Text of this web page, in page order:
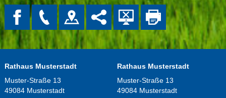
Rathaus Musterstadt
Muster-Straße 13
49084 Musterstadt
Rathaus Musterstadt
Muster-Straße 13
49084 Musterstadt